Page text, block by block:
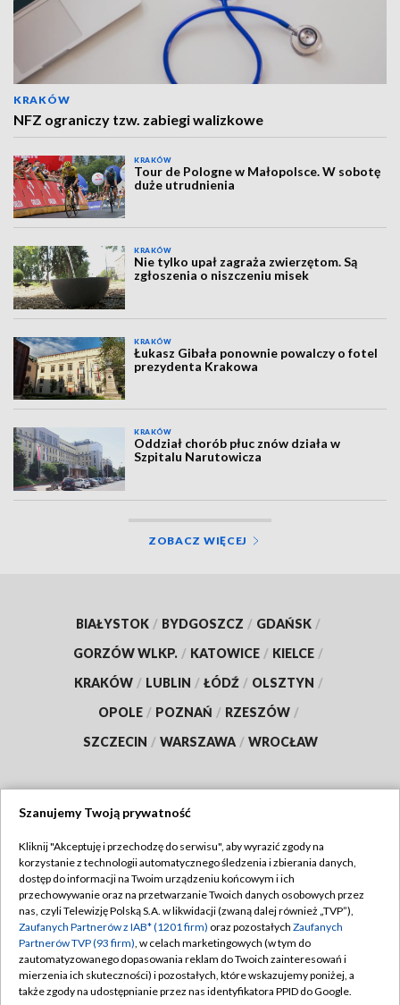
KRAKÓW
NFZ ograniczy tzw. zabiegi walizkowe
KRAKÓW
Tour de Pologne w Małopolsce. W sobotę
duże utrudnienia
KRAKÓW
Nie tylko upał zagraża zwierzętom. Są
zgłoszenia o niszczeniu misek
KRAKÓW
Łukasz Gibała ponownie powalczy o fotel
prezydenta Krakowa
KRAKÓW
Oddział chorób płuc znów działa w
Szpitalu Narutowicza
ZOBACZ WIĘCEJ
BIAŁYSTOK / BYDGOSZCZ / GDAŃSK /
GORZÓW WLKP. / KATOWICE / KIELCE /
KRAKÓW / LUBLIN / ŁÓDŹ / OLSZTYN /
OPOLE / POZNAŃ / RZESZÓW /
SZCZECIN / WARSZAWA / WROCŁAW
TVP
Abonament TVP
Emisja w TVP
Centrum informacji TVP
Naziemna Telewizja Cyfrowa
Regulamin TVP
Polityka prywatności
Moje zgody
Pomoc
Szanujemy Twoją prywatność
Kliknij "Akceptuję i przechodzę do serwisu", aby wyrazić zgody na
korzystanie z technologii automatycznego śledzenia i zbierania danych,
dostęp do informacji na Twoim urządzeniu końcowym i ich
przechowywanie oraz na przetwarzanie Twoich danych osobowych przez
nas, czyli Telewizję Polską S.A. w likwidacji (zwaną dalej również „TVP”),
Zaufanych Partnerów z IAB* (1201 firm) oraz pozostałych Zaufanych
Partnerów TVP (93 firm), w celach marketingowych (w tym do
zautomatyzowanego dopasowania reklam do Twoich zainteresowań i
mierzenia ich skuteczności) i pozostałych, które wskazujemy poniżej, a
także zgody na udostępnianie przez nas identyfikatora PPID do Google.